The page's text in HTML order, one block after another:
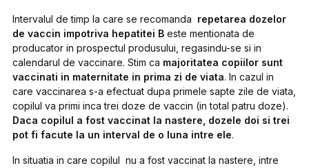
Intervalul de timp la care se recomanda repetarea dozelor
de vaccin impotriva hepatitei B este mentionata de
producator in prospectul produsului, regasindu-se si in
calendarul de vaccinare. Stim ca majoritatea copiilor sunt
vaccinati in maternitate in prima zi de viata. In cazul in
care vaccinarea s-a efectuat dupa primele sapte zile de viata,
copilul va primi inca trei doze de vaccin (in total patru doze).
Daca copilul a fost vaccinat la nastere, dozele doi si trei
pot fi facute la un interval de o luna intre ele.
In situatia in care copilul nu a fost vaccinat la nastere, intre